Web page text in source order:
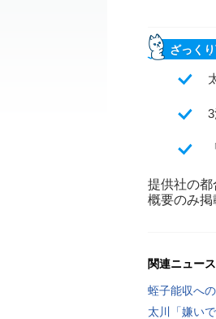
ざっく
提供社の都
概要のみ掲
関連ニュース
蛭子能収へ
太川「嫌い